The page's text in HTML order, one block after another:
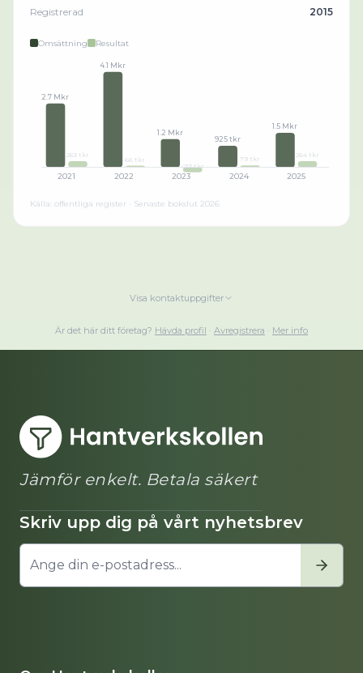
Registrerad 2015
Omsättning Resultat
2.7 Mkr
263 tkr
2021
4.1 Mkr
66 tkr
2022
1.2 Mkr
-213 tkr
2023
925 tkr
79 tkr
2024
1.5 Mkr
264 tkr
2025
Källa: offentliga register · Senaste bokslut 2026
Visa kontaktuppgifter
Är det här ditt företag? Hävda profil · Avregistrera · Mer info
Jämför enkelt. Betala säkert
Skriv upp dig på vårt nyhetsbrev